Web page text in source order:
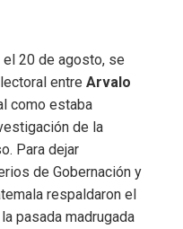
el 20 de agosto, se
entre Arvalo
como estaba
de la
Para dejar
de Gobernación y
respaldaron el
pasada madrugada